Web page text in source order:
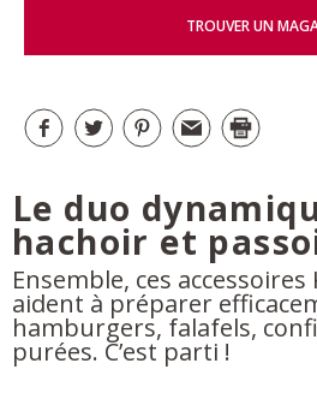
TROUVER UN
Le duo
hachoir et
Ensemble, ces
aident à préparer
hamburgers, falafels,
purées. C’est parti !